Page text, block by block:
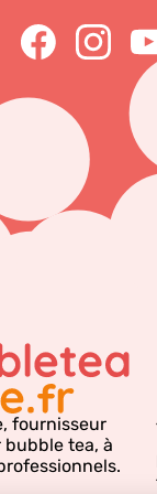
votre carte le
tout
! L'occasion
à base
à servir avec
fournisseur
tea, à